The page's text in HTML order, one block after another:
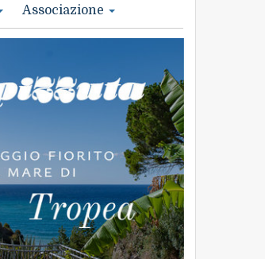
Associazione